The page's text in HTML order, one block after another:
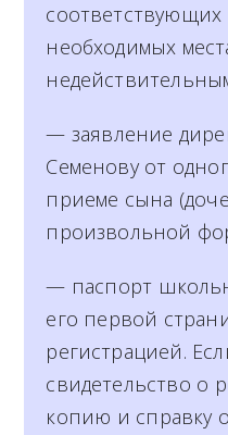
необходимых
— заявление
Семенову от
приеме сына
произвольной
— паспорт
его первой
регистрацией.
свидетельство о
копию и справку